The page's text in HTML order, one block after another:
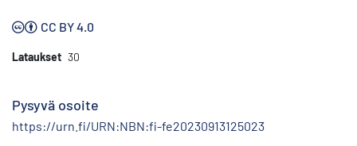
CC BY 4.0
Lataukset 30
Pysyvä osoite
https://urn.fi/URN:NBN:fi-fe20230913125023